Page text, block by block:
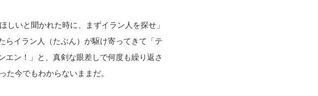
しいと聞かれた時に、まずイラン人を探せ」
らイラン人（たぶん）が駆け寄ってきて「テ
エン！」と、真剣な眼差しで何度も繰り返さ
た今でもわからないままだ。